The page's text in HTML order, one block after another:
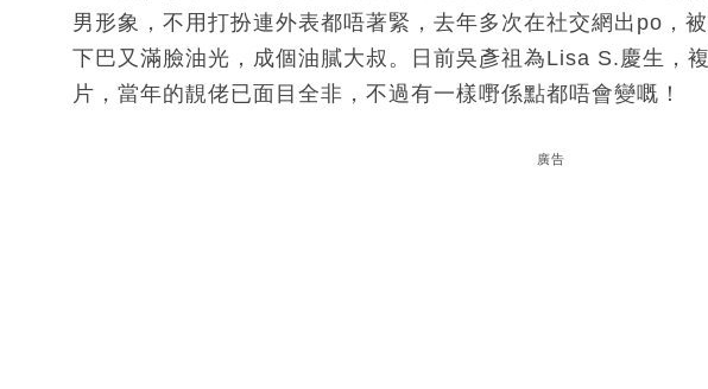
男形象，不用打扮連外表都唔著緊，去年多次在社交網出po，
下巴又滿臉油光，成個油膩大叔。日前吳彥祖為Lisa S.慶生，
片，當年的靚佬已面目全非，不過有一樣嘢係點都唔會變嘅！
廣告